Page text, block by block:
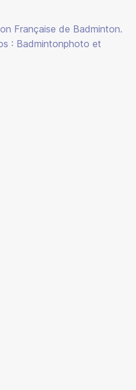
Française de Badminton.
: Badmintonphoto et